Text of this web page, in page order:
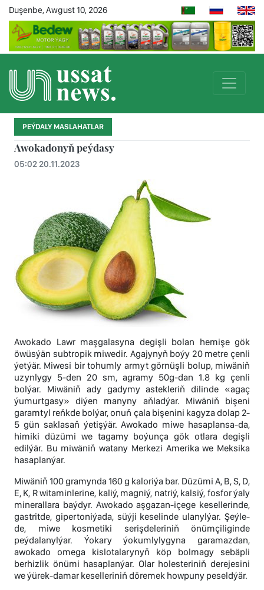
Duşenbe, Awgust 10, 2026
PEÝDALY MASLAHATLAR
Awokadonyň peýdasy
05:02 20.11.2023
Awokado Lawr maşgalasyna degişli bolan hemişe gök
öwüsýän subtropik miwedir. Agajynyň boýy 20 metre çenli
ýetýär. Miwesi bir tohumly armyt görnüşli bolup, miwäniň
uzynlygy 5-den 20 sm, agramy 50g-dan 1.8 kg çenli
bolýar. Miwäniň ady gadymy astekleriň dilinde «agaç
ýumurtgasy» diýen manyny aňladýar. Miwäniň bişeni
garamtyl reňkde bolýar, onuň çala bişenini kagyza dolap 2-
5 gün saklasaň ýetişýär. Awokado miwe hasaplansa-da,
himiki düzümi we tagamy boýunça gök otlara degişli
edilýär. Bu miwäniň watany Merkezi Amerika we Meksika
hasaplanýar.
Miwäniň 100 gramynda 160 g kaloriýa bar. Düzümi A, B, S, D,
E, K, R witaminlerine, kaliý, magniý, natriý, kalsiý, fosfor ýaly
minerallara baýdyr. Awokado aşgazan-içege kesellerinde,
gastritde, gipertoniýada, süýji keselinde ulanylýar. Şeýle-
de, miwe kosmetiki serişdeleriniň önümçiliginde
peýdalanylýar. Ýokary ýokumlylygyna garamazdan,
awokado omega kislotalarynyň köp bolmagy sebäpli
berhizlik önümi hasaplanýar. Olar holesteriniň derejesini
we ýürek-damar keselleriniň döremek howpuny peseldýär.